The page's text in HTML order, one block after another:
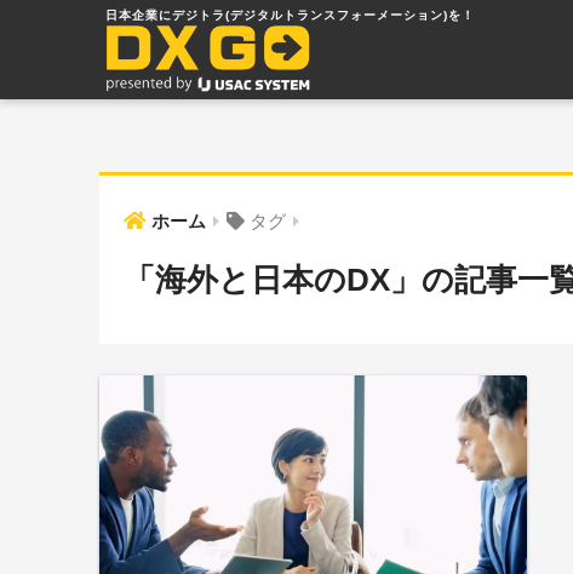
ホーム タグ
「海外と日本のDX」の記事一